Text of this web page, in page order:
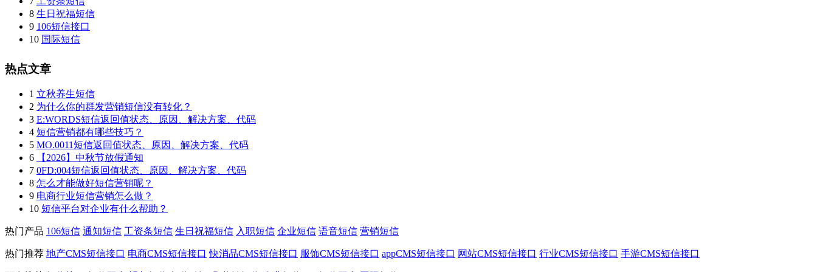
8 生日祝福短信
9 106短信接口
10 国际短信
热点文章
1 立秋养生短信
2 为什么你的群发营销短信没有转化？
3 E:WORDS短信返回值状态、原因、解决方案、代码
4 短信营销都有哪些技巧？
5 MO.0011短信返回值状态、原因、解决方案、代码
6
【2026】中秋节放假通知
7 0FD:004短信返回值状态、原因、解决方案、代码
8 怎么才能做好短信营销呢？
9 电商行业短信营销怎么做？
10 短信平台对企业有什么帮助？
热门产品 106短信 通知短信 工资条短信 生日祝福短信 入职短信 企业短信 语音短信 营销短信
热门推荐 地产CMS短信接口 电商CMS短信接口 快消品CMS短信接口 服饰CMS短信接口 appCMS短信接口 网站CMS短信接口 行业CMS短信接口 手游CMS短信接口